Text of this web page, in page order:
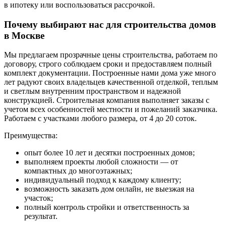
в ипотеку или воспользоваться рассрочкой.
Почему выбирают нас для строительства домов
в Москве
Мы предлагаем прозрачные цены строительства, работаем по
договору, строго соблюдаем сроки и предоставляем полный
комплект документации. Построенные нами дома уже много
лет радуют своих владельцев качественной отделкой, теплым
и светлым внутренним пространством и надежной
конструкцией. Строительная компания выполняет заказы с
учетом всех особенностей местности и пожеланий заказчика.
Работаем с участками любого размера, от 4 до 20 соток.
Преимущества:
опыт более 10 лет и десятки построенных домов;
выполняем проекты любой сложности — от
компактных до многоэтажных;
индивидуальный подход к каждому клиенту;
возможность заказать дом онлайн, не выезжая на
участок;
полный контроль стройки и ответственность за
результат.